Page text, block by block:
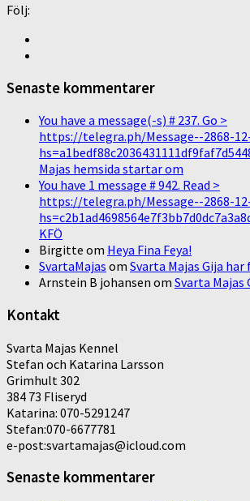
Följ:
Senaste kommentarer
You have a message(-s) # 237. Go >
https://telegra.ph/Message--2868-
Majas hemsida startar om
You have 1 message # 942. Read >
https://telegra.ph/Message--2868-
KFÖ
Birgitte om Heya Fina Feya!
SvartaMajas om Svarta Majas Gija
Arnstein B johansen om Svarta Majas
Kontakt
Svarta Majas Kennel
Stefan och Katarina Larsson
Grimhult 302
384 73 Fliseryd
Katarina: 070-5291247
Stefan:070-6677781
e-post:svartamajas@icloud.com
Senaste kommentarer